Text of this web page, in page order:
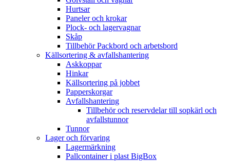
Hurtsar
Paneler och krokar
Plock- och lagervagnar
Skåp
Tillbehör Packbord och arbetsbord
Källsortering & avfallshantering
Askkoppar
Hinkar
Källsortering på jobbet
Papperskorgar
Avfallshantering
Tillbehör och reservdelar till sopkärl och
avfallstunnor
Tunnor
Lager och förvaring
Lagermärkning
Pallcontainer i plast BigBox